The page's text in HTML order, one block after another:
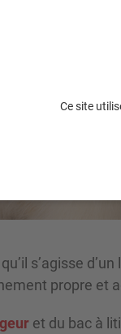
Ce site
s’agisse
propre et
et du bac à